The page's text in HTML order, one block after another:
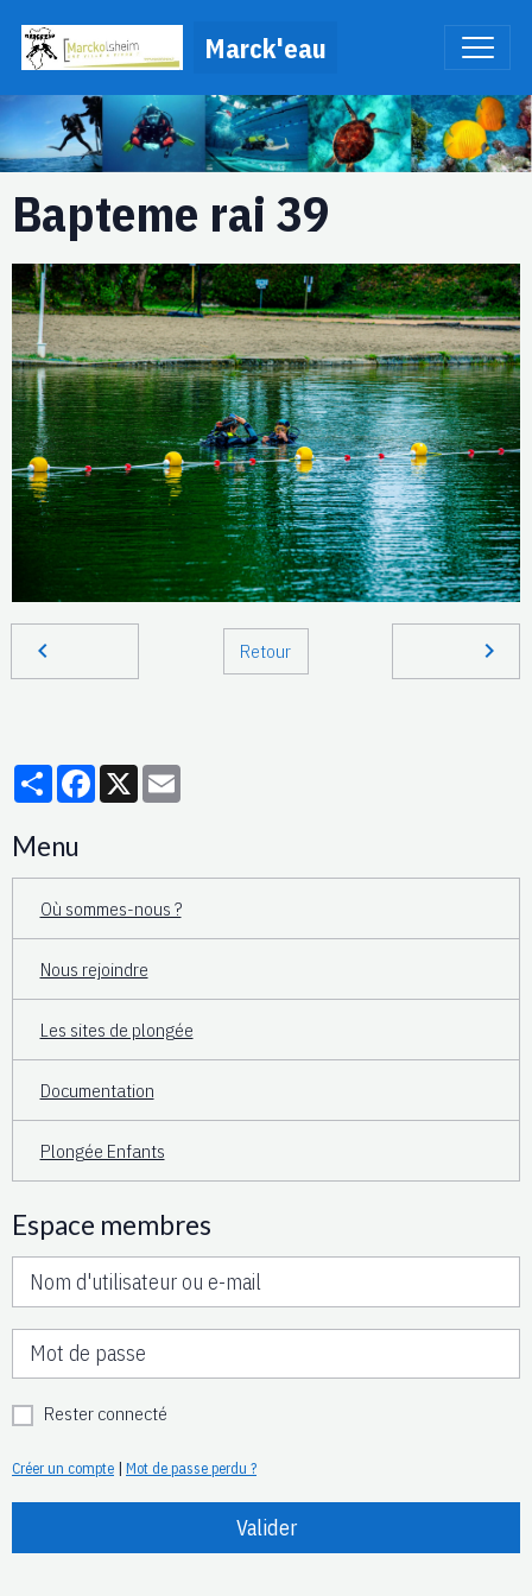
Marck'eau
Bapteme rai 39
Retour
PartagerFacebook
X
Menu
Où sommes-nous ?
Nous rejoindre
Les sites de plongée
Documentation
Plongée Enfants
Espace membres
Rester connecté
Créer un compte | Mot de passe perdu ?
Valider